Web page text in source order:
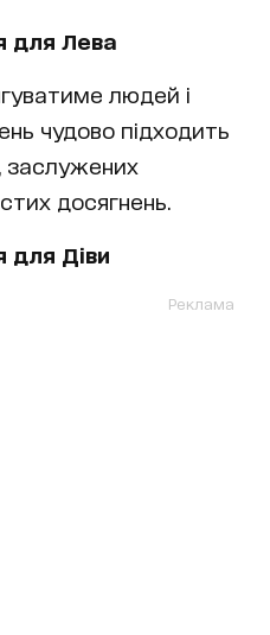
для Лева
людей і
чудово підходить
заслужених
досягнень.
для Діви
Реклама